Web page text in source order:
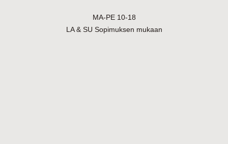
MA-PE 10-18
LA & SU Sopimuksen mukaan